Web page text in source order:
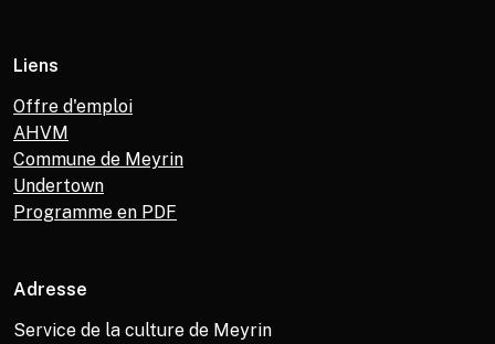
Liens
Offre d'emploi
AHVM
Commune de Meyrin
Undertown
Programme en PDF
Adresse
Service de la culture de Meyrin